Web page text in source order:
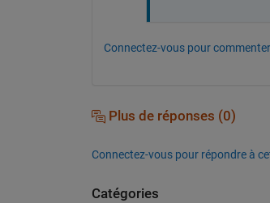
Connectez-vous pour
Plus de réponses (0)
Connectez-vous pour répondre à
Catégories